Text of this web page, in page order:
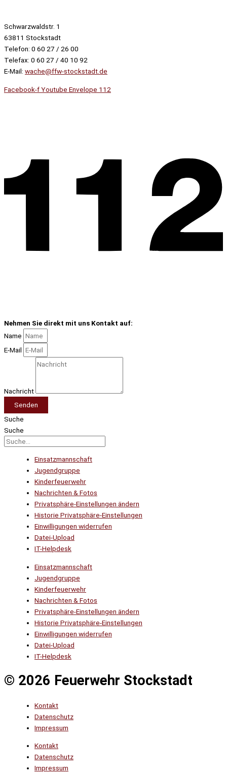
Schwarzwaldstr. 1
63811 Stockstadt
Telefon: 0 60 27 / 26 00
Telefax: 0 60 27 / 40 10 92
E-Mail: wache@ffw-stockstadt.de
Facebook-fYoutube Envelope 112
Nehmen Sie direkt mit uns Kontakt auf:
Name
E-Mail
Nachricht
Senden
Suche
Suche
Einsatzmannschaft
Jugendgruppe
Kinderfeuerwehr
Nachrichten & Fotos
Privatsphäre-Einstellungen ändern
Historie Privatsphäre-Einstellungen
Einwilligungen widerrufen
Datei-Upload
IT-Helpdesk
Einsatzmannschaft
Jugendgruppe
Kinderfeuerwehr
Nachrichten & Fotos
Privatsphäre-Einstellungen ändern
Historie Privatsphäre-Einstellungen
Einwilligungen widerrufen
Datei-Upload
IT-Helpdesk
© 2026 Feuerwehr Stockstadt
Kontakt
Datenschutz
Impressum
Kontakt
Datenschutz
Impressum